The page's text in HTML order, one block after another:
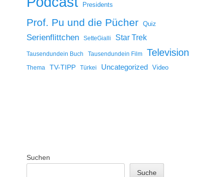
Presidents
Prof. Pu und die Pücher Quiz
Serienflittchen SetteGialli Star Trek
Tausendundein Buch Tausendundein Film Television
Thema TV-TIPP Türkei Uncategorized Video
Suchen
Suche